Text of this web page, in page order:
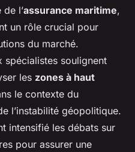
l’assurance maritime,
un rôle crucial pour
du marché.
spécialistes soulignent
les zones à haut
le contexte du
l’instabilité géopolitique.
intensifié les débats sur
pour assurer une